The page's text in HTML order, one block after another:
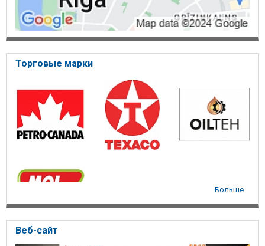
Торговые марки
Больше
Веб-сайт